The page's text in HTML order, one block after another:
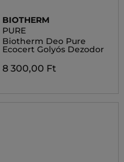
BIOTHERM
PURE
Biotherm Deo Pure
Ecocert Golyós Dezodor
8 300,00 Ft